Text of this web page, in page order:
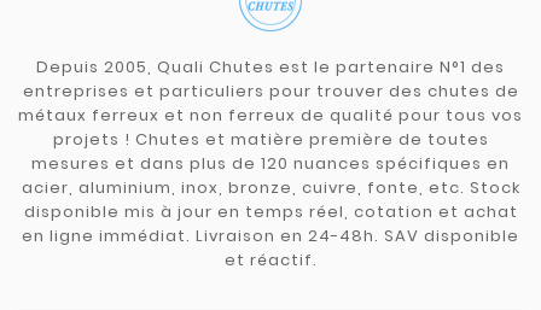
Depuis 2005, Quali Chutes est le partenaire N°1 des
entreprises et particuliers pour trouver des chutes de
métaux ferreux et non ferreux de qualité pour tous vos
projets ! Chutes et matière première de toutes
mesures et dans plus de 120 nuances spécifiques en
acier, aluminium, inox, bronze, cuivre, fonte, etc. Stock
disponible mis à jour en temps réel, cotation et achat
en ligne immédiat. Livraison en 24-48h. SAV disponible
et réactif.